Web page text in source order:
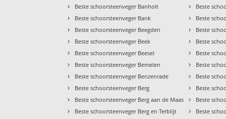
› Beste schoorsteenveger Banholt
› Beste schoorsteenveger Bank
› Beste schoorsteenveger Beegden
› Beste schoorsteenveger Beek
› Beste schoorsteenveger Beesel
› Beste schoorsteenveger Bemelen
› Beste schoorsteenveger Benzenrade
› Beste schoorsteenveger Berg
› Beste schoorsteenveger Berg aan de Maas
› Beste schoorsteenveger Berg en Terblijt
› Beste
› Beste
› Beste
› Beste
› Beste
› Beste
› Beste
› Beste
› Beste
› Beste